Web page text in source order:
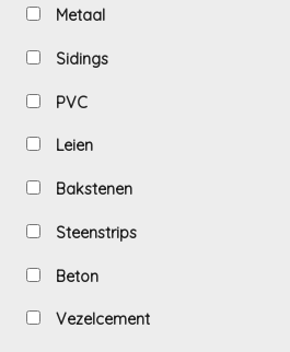
Metaal
Sidings
PVC
Leien
Bakstenen
Steenstrips
Beton
Vezelcement